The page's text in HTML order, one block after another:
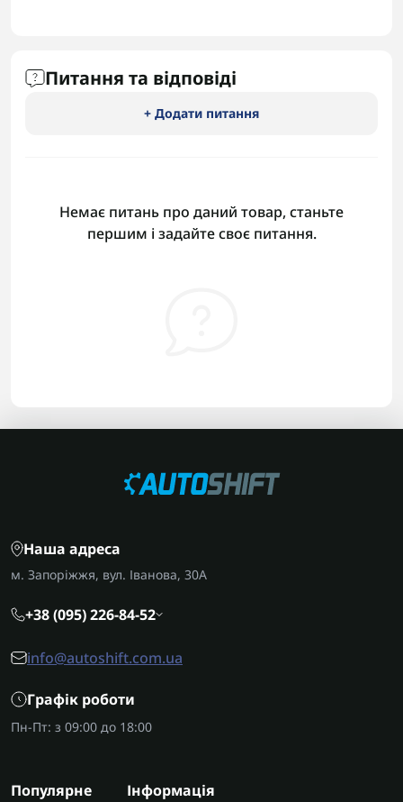
Питання та відповіді
+ Додати питання
Немає питань про даний товар, станьте
першим і задайте своє питання.
Наша адреса
м. Запоріжжя, вул. Іванова, 30А
+38 (095) 226-84-52
info@autoshift.com.ua
Графік роботи
Пн-Пт: з 09:00 до 18:00
Популярне Інформація